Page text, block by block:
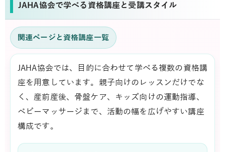
JAHA協会で学べる資格講座と受講スタイル
関連ページと資格講座一覧
JAHA協会では、目的に合わせて学べる複数の資格講
座を用意しています。親子向けのレッスンだけでな
く、産前産後、骨盤ケア、キッズ向けの運動指導、
ベビーマッサージまで、活動の幅を広げやすい講座
構成です。